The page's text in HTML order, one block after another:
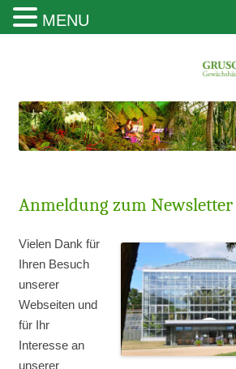
Gruson Gewächshäuser
Anmeldung zum Newsletter
Vielen Dank für
Ihren Besuch
unserer
Webseiten und
für Ihr
Interesse an
unserer
MENU